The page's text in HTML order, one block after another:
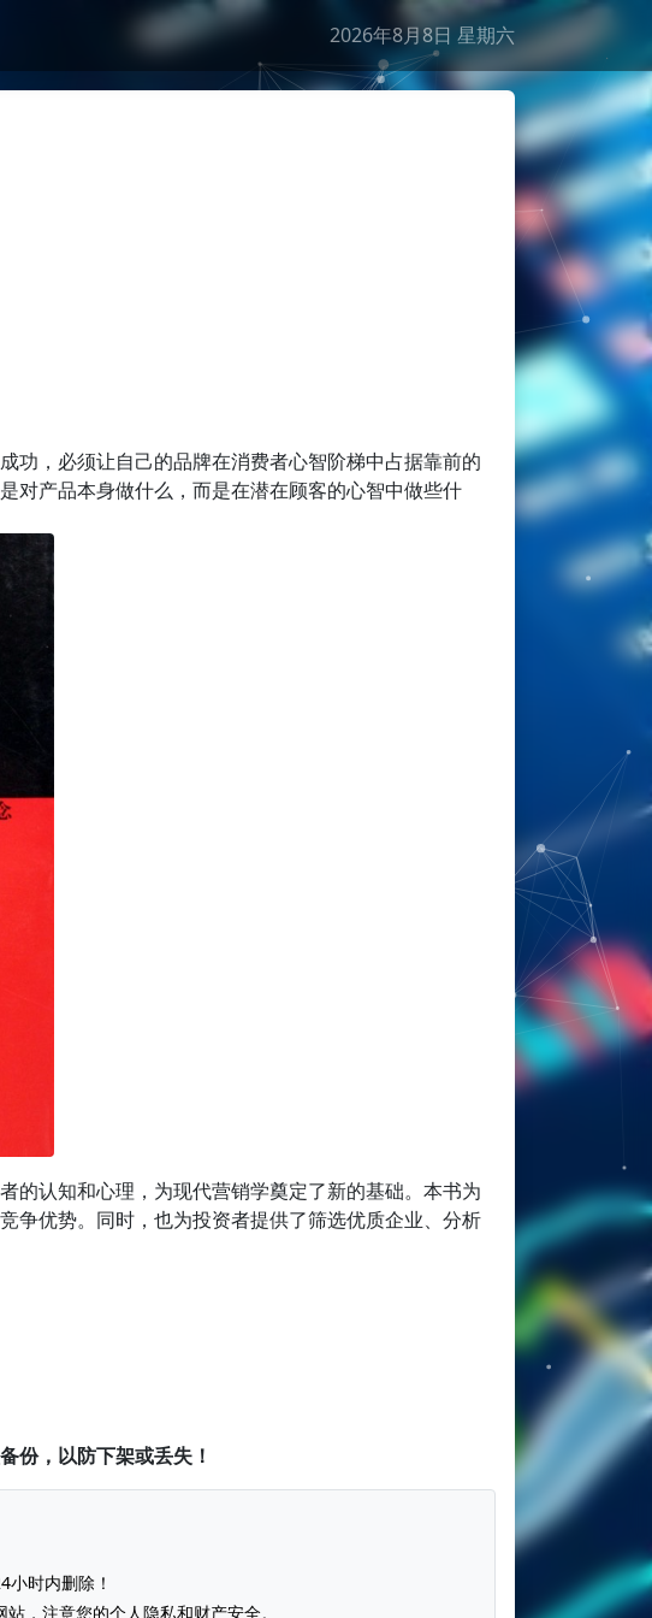
2026年8月8日 星期六
丙午年丙申月甲寅日
功，必须让自己的品牌在消费者心智阶梯中占据靠前的
对产品本身做什么，而是在潜在顾客的心智中做些什
的认知和心理，为现代营销学奠定了新的基础。本书为
争优势。同时，也为投资者提供了筛选优质企业、分析
份，以防下架或丢失！
时内删除！
，注意您的个人隐私和财产安全。